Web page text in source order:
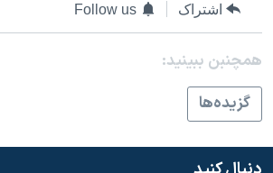
اسرائیل در جنگ
نرگس محمدی برنده جایزه نوبل صلح
همایش محافظه‌کاران آمریکا «سی‌پک»
سفر پرزیدنت ترامپ به چین
اشتراک Follow us
همچنبن ببینید:
گزيده‌ها